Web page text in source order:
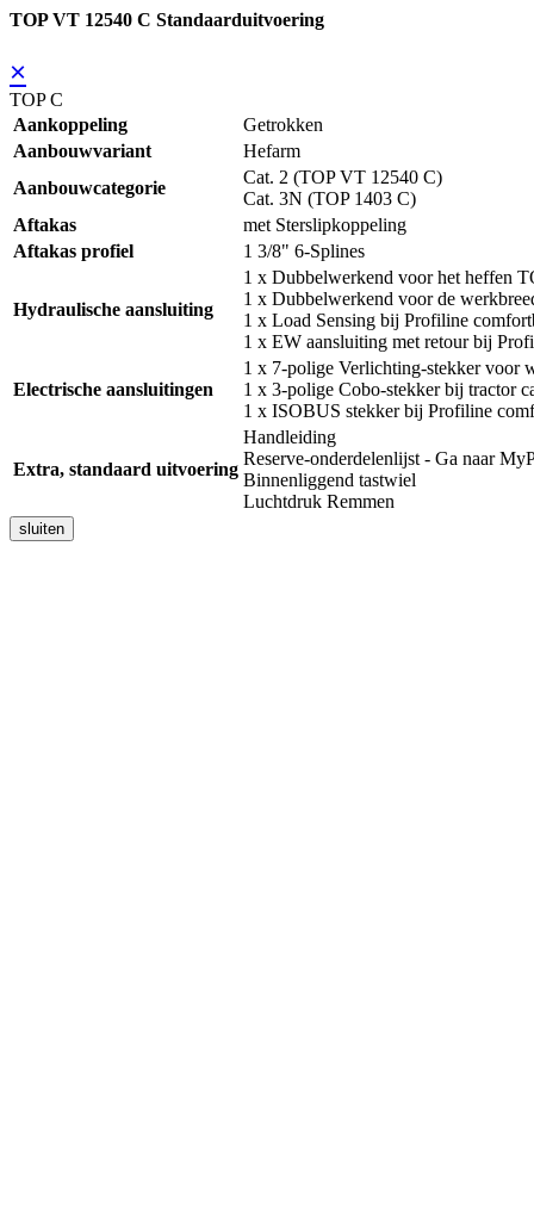
TOP VT 12540 C Standaarduitvoering
×
TOP C
Aankoppeling
Getrokken
Aanbouwvariant
Hefarm
Aanbouwcategorie
Cat. 2 (TOP VT 12540 C)
Cat. 3N (TOP 1403 C)
Aftakas
met Sterslipkoppeling
Aftakas profiel
1 3/8" 6-Splines
Hydraulische aansluiting
1 x Dubbelwerkend voor het heffen
1 x Dubbelwerkend voor de
1 x Load Sensing bij Profiline
1 x EW aansluiting met retour bij
Electrische aansluitingen
1 x 7-polige Verlichting-stekker voor
1 x 3-polige Cobo-stekker bij tractor
1 x ISOBUS stekker bij Profiline
Extra, standaard uitvoering
Handleiding
Reserve-onderdelenlijst - Ga naar
Binnenliggend tastwiel
Luchtdruk Remmen
sluiten